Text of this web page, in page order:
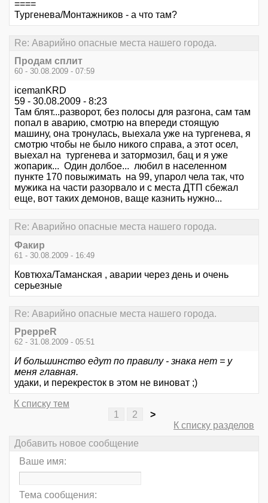
====
Тургенева/Монтажников - а что там?
Re: Аварийно опасные места нашего города.
Продам сплит
60 - 30.08.2009 - 07:59
icemanKRD
59 - 30.08.2009 - 8:23
Там блят...разворот, без полосы для разгона, сам там
попал в аварию, смотрю на впереди стоящую
машину, она тронулась, выехала уже на тургенева, я
смотрю чтобы не было никого справа, а этот осел,
выехал на тургенева и затормозил, бац и я уже
жопарик... Один долбое... любил в населенном
пункте 170 повыжимать на 99, упарол чела так, что
мужика на части разорвало и с места ДТП сбежал
еще, вот таких демонов, ваще казнить нужно...
Re: Аварийно опасные места нашего города.
Факир
61 - 30.08.2009 - 16:49
Ковтюха/Таманская , аварии через день и очень
серьезные
Re: Аварийно опасные места нашего города.
PpeppeR
62 - 31.08.2009 - 05:51
И большинство едут по правилу - знака нет = у
меня главная.
удаки, и перекресток в этом не виноват ;)
К списку тем
1
2
>
К списку разделов
Добавить новое сообщение
Ваше имя:
Тема сообщения: